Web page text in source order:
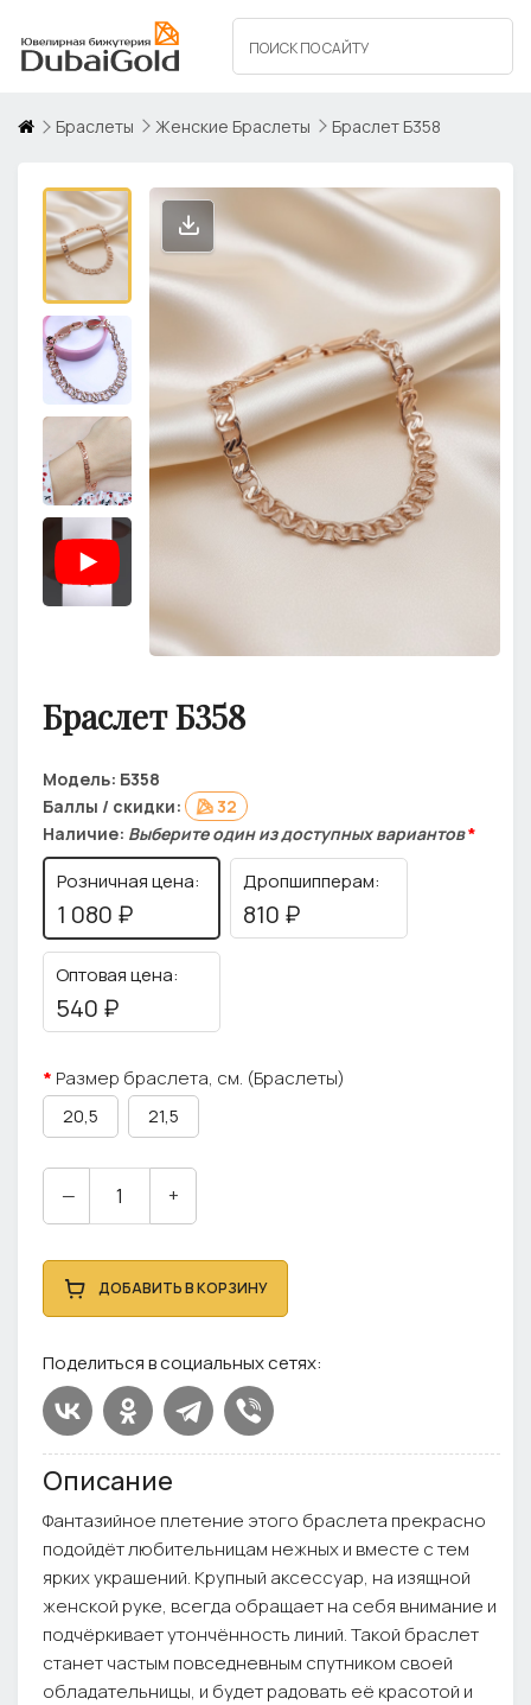
Браслеты Женские Браслеты Браслет Б358
Браслет Б358
Модель: Б358
Баллы / скидки:
32
Наличие: Выберите один из доступных вариантов*
Розничная цена:
1 080 ₽
Дропшипперам:
810 ₽
Оптовая цена:
540 ₽
Размер браслета, см. (Браслеты)
20,5 21,5
— +
ДОБАВИТЬ В КОРЗИНУ
Поделиться в социальных сетях:
Описание
Фантазийное плетение этого браслета прекрасно
подойдёт любительницам нежных и вместе с тем
ярких украшений. Крупный аксессуар, на изящной
женской руке, всегда обращает на себя внимание и
подчёркивает утончённость линий. Такой браслет
станет частым повседневным спутником своей
обладательницы, и будет радовать её красотой и